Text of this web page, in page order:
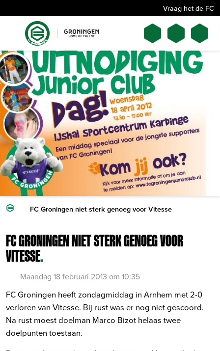
Vraag het de FC
FC Groningen niet sterk genoeg voor Vitesse
FC GRONINGEN NIET STERK GENOEG VOOR
VITESSE.
Maandag 18 februari 2013 om 10:35
FC Groningen heeft zondagmiddag in Arnhem met 2-0
verloren van Vitesse. Bij rust was er nog niet gescoord.
Na rust moest doelman Marco Bizot helaas twee
doelpunten toestaan.